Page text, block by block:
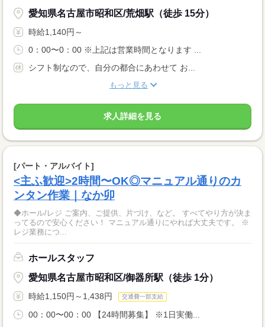
愛知県名古屋市昭和区/荒畑駅（徒歩 15分）
時給1,140円～
0：00〜0：00 ※上記は営業時間となります ...
シフト制なので、自分の都合にあわせて お...
もっと見る
求人詳細を見る
[パート・アルバイト]
<主ふ歓迎>2時間〜OK◎マニュアル通りのカ
ンタン作業｜なか卯
◆ホール/レジ ご案内、ご提供、片づけ、など。 すべてやり方が決ま
ってるので安心ください！ マニュアル通りにやれば大丈夫です。 ※
レジ業務につ...
ホールスタッフ
愛知県名古屋市昭和区/御器所駅（徒歩 1分）
時給1,150円～1,438円 交通費一部支給
00：00〜00：00 【24時間募集】 ※1日実働...